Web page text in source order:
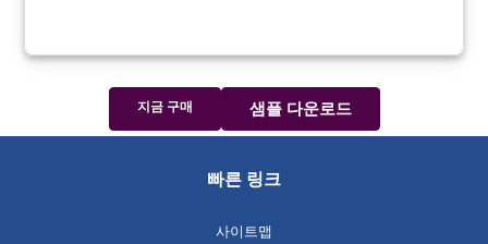
지금 구매 샘플 다운로드
빠른 링크
사이트맵